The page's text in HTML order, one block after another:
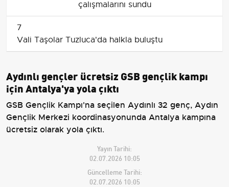
çalışmalarını sundu
7
Vali Taşolar Tuzluca'da halkla buluştu
Aydınlı gençler ücretsiz GSB gençlik kampı
için Antalya'ya yola çıktı
GSB Gençlik Kampı'na seçilen Aydınlı 32 genç, Aydın
Gençlik Merkezi koordinasyonunda Antalya kampına
ücretsiz olarak yola çıktı.
Yayın Tarihi:
02.07.2026 10:05
Güncelleme Tarihi:
02.07.2026 10:05